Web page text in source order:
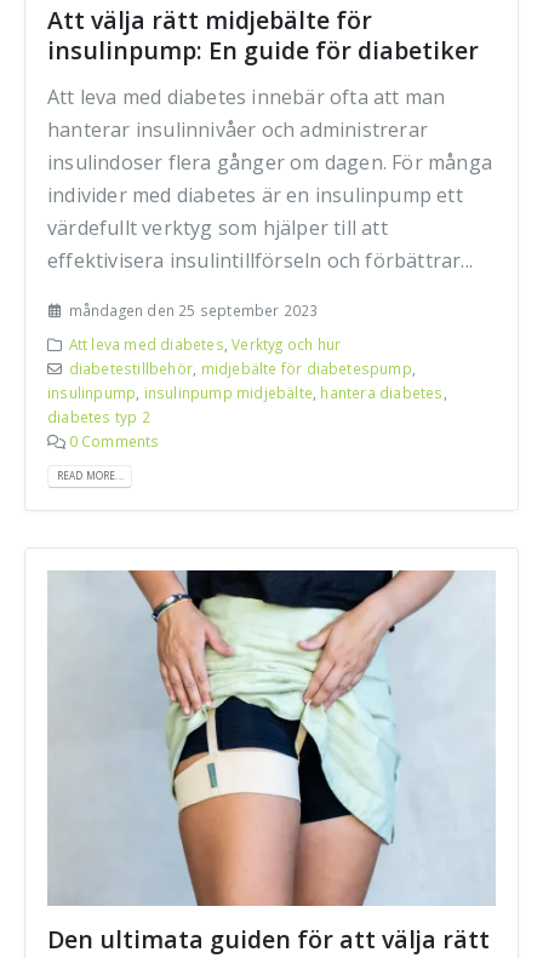
Att välja rätt midjebälte för
insulinpump: En guide för diabetiker
Att leva med diabetes innebär ofta att man
hanterar insulinnivåer och administrerar
insulindoser flera gånger om dagen. För många
individer med diabetes är en insulinpump ett
värdefullt verktyg som hjälper till att
effektivisera insulintillförseln och förbättrar...
måndagen den 25 september 2023
Att leva med diabetes ,Verktyg och hur
diabetestillbehör midjebälte för diabetespump
insulinpump insulinpump midjebälte hantera diabetes
diabetes typ 2
0 Comments
READ MORE...
Den ultimata guiden för att välja rätt